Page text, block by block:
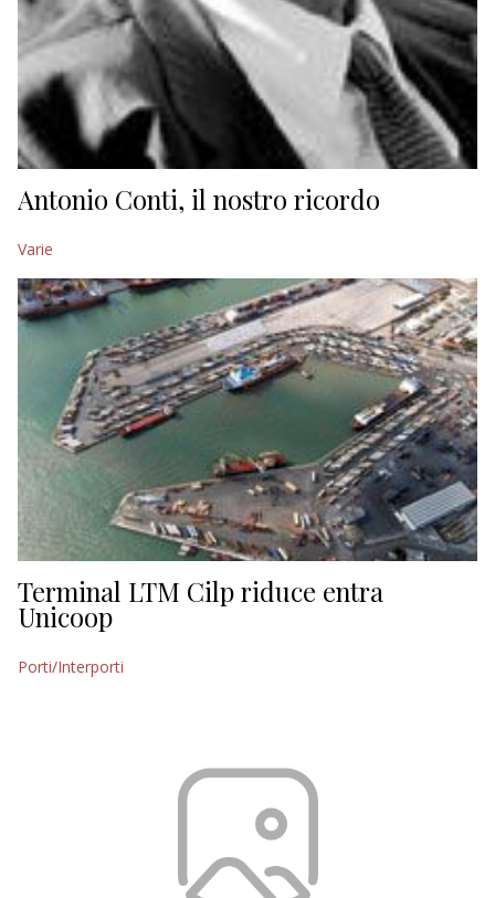
Antonio Conti, il nostro ricordo
Varie
Terminal LTM Cilp riduce entra
Unicoop
Porti/Interporti